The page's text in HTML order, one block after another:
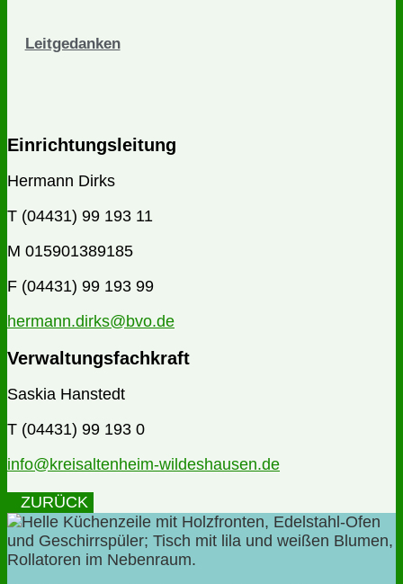
Leitgedanken
Einrichtungsleitung
Hermann Dirks
T (04431) 99 193 11
M 015901389185
F (04431) 99 193 99
hermann.dirks@bvo.de
Verwaltungsfachkraft
Saskia Hanstedt
T (04431) 99 193 0
info@kreisaltenheim-wildeshausen.de
ZURÜCK